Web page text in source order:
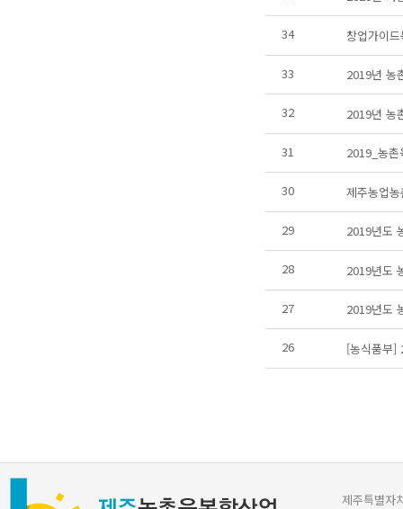
34 창업가이
33 2019년 농
32 2019년 농
31 2019_농
30 제주농업
29 2019년도
28 2019년도
27 2019년도
26 [농식품부]
제주특별자